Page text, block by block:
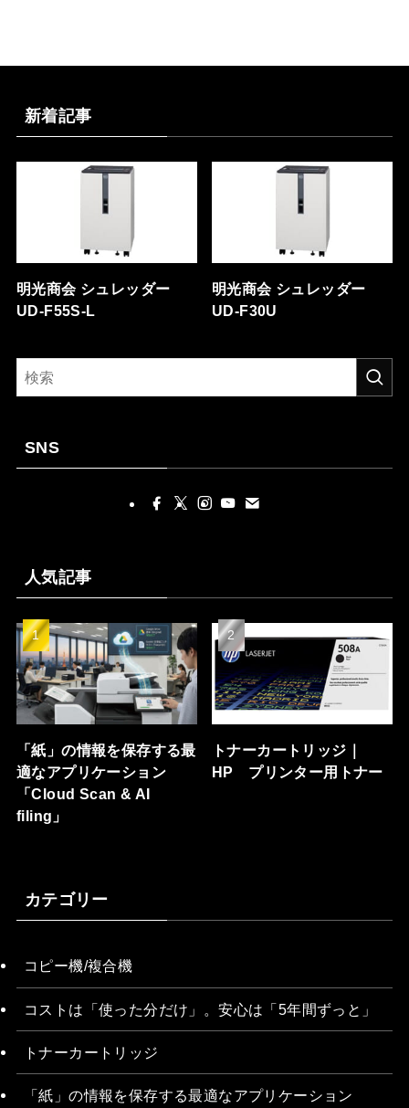
新着記事
明光商会 シュレッダー
UD-F55S-L
明光商会 シュレッダー
UD-F30U
SNS
人気記事
「紙」の情報を保存する最
適なアプリケーション
「Cloud Scan & AI
filing」
トナーカートリッジ｜
HP プリンター用トナー
カテゴリー
コピー機/複合機
コストは「使った分だけ」。安心は「5年間ずっと」
トナーカートリッジ
「紙」の情報を保存する最適なアプリケーション